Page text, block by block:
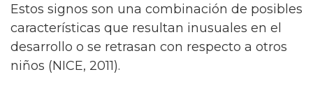
Estos signos son una combinación de posibles
características que resultan inusuales en el
desarrollo o se retrasan con respecto a otros
niños (NICE, 2011).